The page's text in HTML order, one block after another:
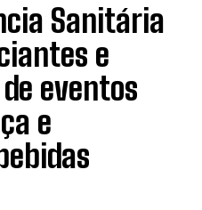
Sanitária
e
eventos
e